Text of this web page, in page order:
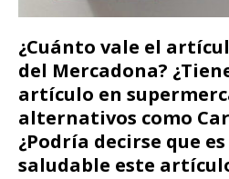
¿Cuánto vale el
del Mercadona?
artículo en
alternativos como
¿Podría decirse que
saludable este